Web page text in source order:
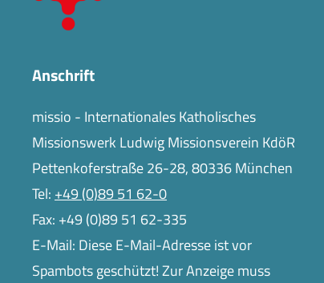
Anschrift
missio - Internationales Katholisches
Missionswerk Ludwig Missionsverein KdöR
Pettenkoferstraße 26-28, 80336 München
Tel: +49 (0)89 51 62-0
Fax: +49 (0)89 51 62-335
E-Mail: Diese E-Mail-Adresse ist vor
Spambots geschützt! Zur Anzeige muss